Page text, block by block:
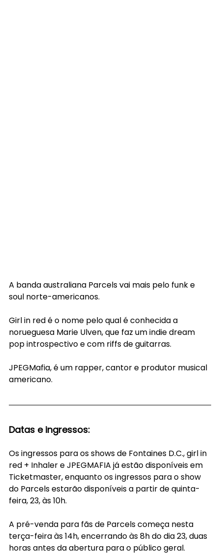
A banda australiana Parcels vai mais pelo funk e
soul norte-americanos.
Girl in red é o nome pelo qual é conhecida a
norueguesa Marie Ulven, que faz um indie dream
pop introspectivo e com riffs de guitarras.
JPEGMafia, é um rapper, cantor e produtor musical
americano.
Datas e ingressos:
Os ingressos para os shows de Fontaines D.C., girl in
red + Inhaler e JPEGMAFIA já estão disponíveis em
Ticketmaster, enquanto os ingressos para o show
do Parcels estarão disponíveis a partir de quinta-
feira, 23, às 10h.
A pré-venda para fãs de Parcels começa nesta
terça-feira às 14h, encerrando às 8h do dia 23, duas
horas antes da abertura para o público geral.